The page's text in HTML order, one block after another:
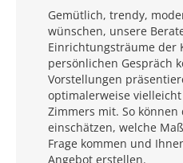
Gemütlich, trendy,
wünschen, unsere
Einrichtungsträume der
persönlichen Gespräch
Vorstellungen
optimalerweise
Zimmers mit. So
einschätzen, welche
Frage kommen und
Angebot erstellen.